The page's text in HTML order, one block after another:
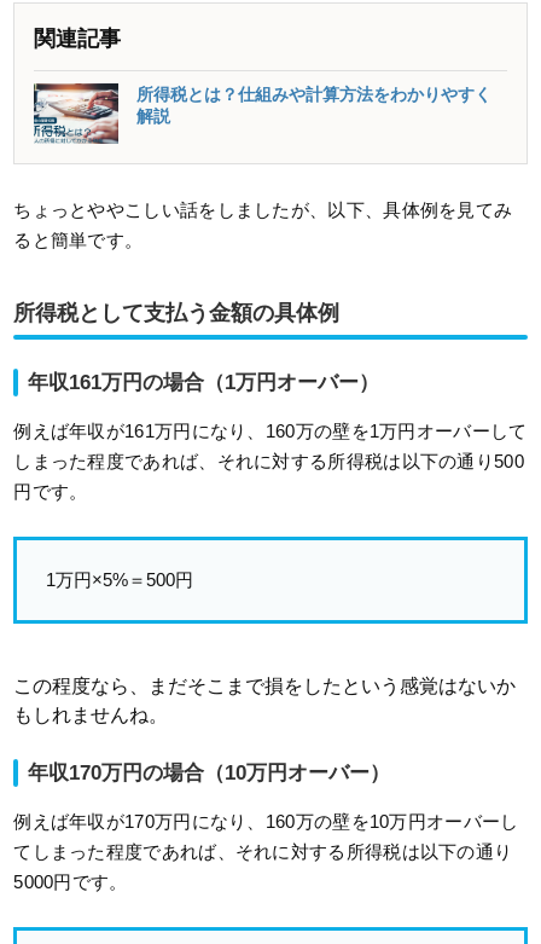
関連記事
所得税とは？仕組みや計算方法をわかりやすく
解説
ちょっとややこしい話をしましたが、以下、具体例を見てみ
ると簡単です。
所得税として支払う金額の具体例
年収161万円の場合（1万円オーバー）
例えば年収が161万円になり、160万の壁を1万円オーバーして
しまった程度であれば、それに対する所得税は以下の通り500
円です。
1万円×5%＝500円
この程度なら、まだそこまで損をしたという感覚はないか
もしれませんね。
年収170万円の場合（10万円オーバー）
例えば年収が170万円になり、160万の壁を10万円オーバーし
てしまった程度であれば、それに対する所得税は以下の通り
5000円です。